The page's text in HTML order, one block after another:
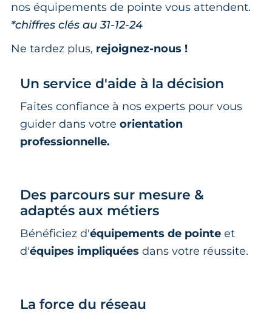
nos équipements de pointe vous attendent.
*chiffres clés au 31-12-24
Ne tardez plus, rejoignez-nous !
Un service d'aide à la décision
Faites confiance à nos experts pour vous
guider dans votre orientation
professionnelle.
Des parcours sur mesure &
adaptés aux métiers
Bénéficiez d'équipements de pointe et
d'équipes impliquées dans votre réussite.
La force du réseau